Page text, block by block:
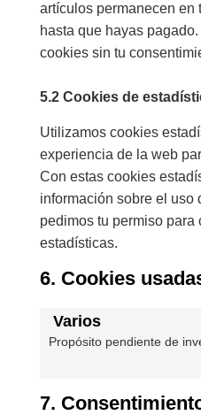
artículos permanecen en
hasta que hayas
cookies sin tu
5.2 Cookies de
Utilizamos cookies
experiencia de la web
Con estas cookies
información sobre el uso
pedimos tu permiso para
estadísticas.
6. Cookies
Varios
Propósito pendiente de
7.